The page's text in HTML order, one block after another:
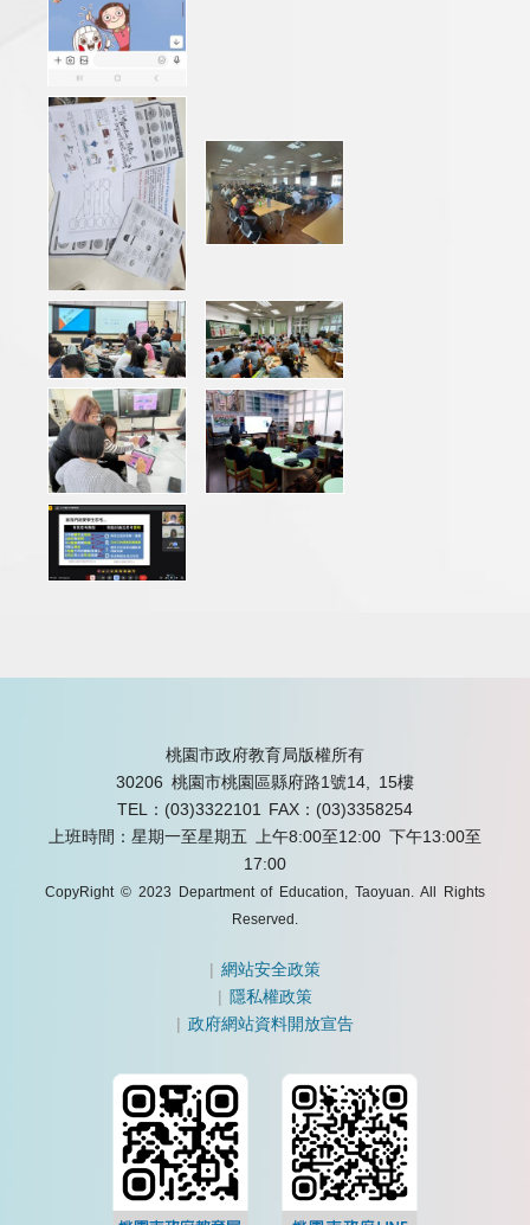
桃園市政府教育局版權所有
30206 桃園市桃園區縣府路1號14, 15樓
TEL：(03)3322101
FAX：(03)3358254
上班時間：星期一至星期五 上午8:00至12:00 下午13:00至
17:00
CopyRight © 2023 Department of Education, Taoyuan. All Rights
Reserved.
|網站安全政策
| 隱私權政策
|政府網站資料開放宣告